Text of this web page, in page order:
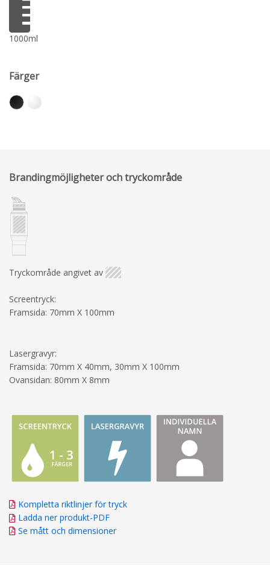
1000ml
Färger
Brandingmöjligheter och tryckområde
Tryckområde angivet av
Screentryck:
Framsida: 70mm X 100mm
Lasergravyr:
Framsida: 70mm X 40mm, 30mm X 100mm
Ovansidan: 80mm X 8mm
Kompletta riktlinjer för tryck
Ladda ner produkt-PDF
Se mått och dimensioner